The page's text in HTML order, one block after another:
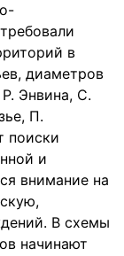
в
диаметров
Энвина, С.
П.
поиски
и
внимание на
В схемы
начинают